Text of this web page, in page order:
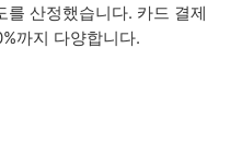
를 산정했습니다. 카드 결제
까지 다양합니다.